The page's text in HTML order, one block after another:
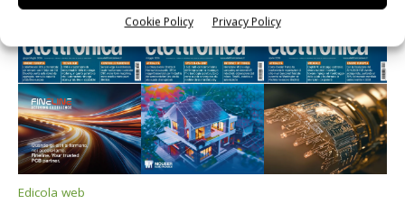
Cookie Policy Privacy Policy
Edicola web